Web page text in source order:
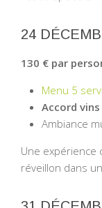
24
130 € par
Menu 5
Accord
Ambiance
Une expérience
réveillon dans